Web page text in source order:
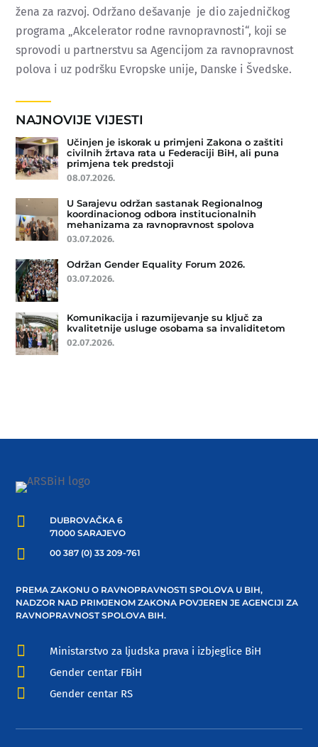
žena za razvoj. Održano dešavanje je dio zajedničkog
programa „Akcelerator rodne ravnopravnosti“, koji se
sprovodi u partnerstvu sa Agencijom za ravnopravnost
polova i uz podršku Evropske unije, Danske i Švedske.
NAJNOVIJE VIJESTI
Učinjen je iskorak u primjeni Zakona o zaštiti
civilnih žrtava rata u Federaciji BiH, ali puna
primjena tek predstoji
08.07.2026.
U Sarajevu održan sastanak Regionalnog
koordinacionog odbora institucionalnih
mehanizama za ravnopravnost spolova
03.07.2026.
Održan Gender Equality Forum 2026.
03.07.2026.
Komunikacija i razumijevanje su ključ za
kvalitetnije usluge osobama sa invaliditetom
02.07.2026.

DUBROVAČKA 6
71000 SARAJEVO
 00 387 (0) 33 209-761
PREMA ZAKONU O RAVNOPRAVNOSTI SPOLOVA U BIH,
NADZOR NAD PRIMJENOM ZAKONA POVJEREN JE AGENCIJI ZA
RAVNOPRAVNOST SPOLOVA BIH.
 Ministarstvo za ljudska prava i izbjeglice BiH
 Gender centar FBiH
 Gender centar RS